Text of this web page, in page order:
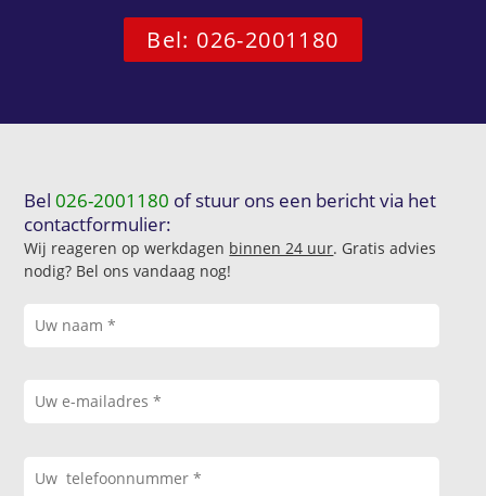
Bel: 026-2001180
Bel026-2001180 of stuur ons een bericht via het
contactformulier:
Wij reageren op werkdagen binnen 24 uur. Gratis advies
nodig? Bel ons vandaag nog!